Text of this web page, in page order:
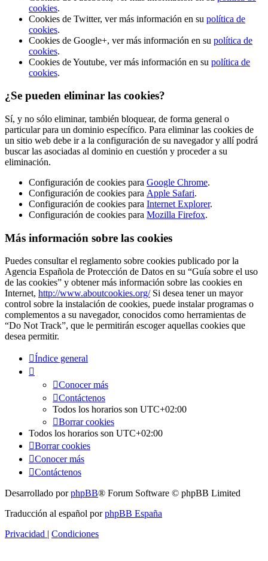
cookies.
Cookies de Twitter, ver más información en su política de
cookies.
Cookies de Google+, ver más información en su política de
cookies.
Cookies de Youtube, ver más información en su política de
cookies.
¿Se pueden eliminar las cookies?
Sí, y no sólo eliminar, también bloquear, de forma general o
particular para un dominio específico. Para eliminar las cookies de
un sitio web debe ir a la configuración de su navegador y allí podrá
buscar las asociadas al dominio en cuestión y proceder a su
eliminación.
Configuración de cookies para Google Chrome.
Configuración de cookies para Apple Safari.
Configuración de cookies para Internet Explorer.
Configuración de cookies para Mozilla Firefox.
Más información sobre las cookies
Puedes consultar el reglamento sobre cookies publicado por la
Agencia Española de Protección de Datos en su “Guía sobre el uso
de las cookies” y obtener más información sobre las cookies en
Internet, http://www.aboutcookies.org/Si desea tener un mayor
control sobre la instalación de cookies, puede instalar programas o
complementos a su navegador, conocidos como herramientas de
“Do Not Track”, que le permitirán escoger aquellas cookies que
desea permitir.
Índice general
Conocer más
Contáctenos
Todos los horarios son UTC+02:00
Borrar cookies
Todos los horarios son UTC+02:00
Borrar cookies
Conocer más
Contáctenos
Desarrollado porphpBB® Forum Software © phpBB Limited
Traducción al español porphpBB España
Privacidad | Condiciones